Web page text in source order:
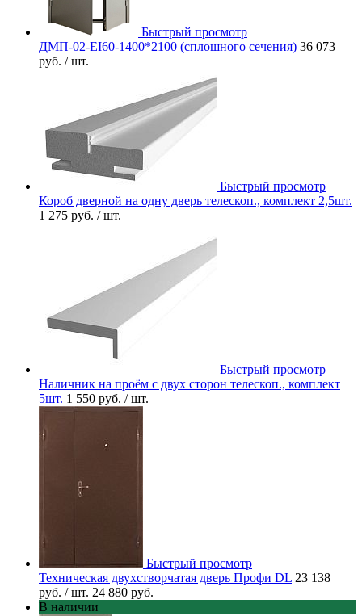
Быстрый просмотр
ДМП-02-EI60-1400*2100 (сплошного сечения) 36 073
руб. / шт.
Быстрый просмотр
Короб дверной на одну дверь телескоп., комплект 2,5шт.
1 275 руб. / шт.
Быстрый просмотр
Наличник на проём с двух сторон телескоп., комплект
5шт. 1 550 руб. / шт.
Быстрый просмотр
Техническая двухстворчатая дверь Профи DL 23 138
руб. / шт. 24 880 руб.
В наличии